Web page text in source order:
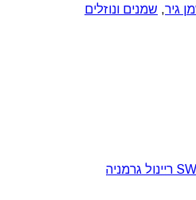
גיר, שמנים ונוזלים